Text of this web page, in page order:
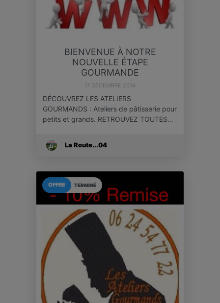
BIENVENUE À NOTRE
NOUVELLE ÉTAPE
GOURMANDE
17 DÉCEMBRE 2014
DÉCOUVREZ LES ATELIERS
GOURMANDS : Ateliers de pâtisserie pour
petits et grands. RETROUVEZ TOUTES…
La Route...04
TERMINÉ
OFFRE